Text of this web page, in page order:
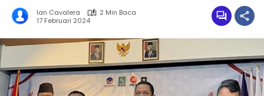
Ian Cavalera
2 Min Baca
17 Februari 2024